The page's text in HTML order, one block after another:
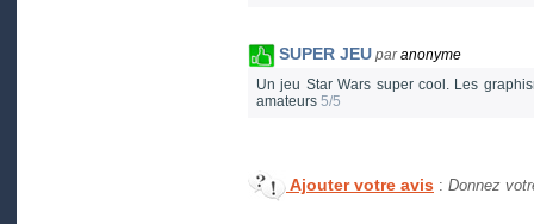
SUPER JEU paranonyme
Un jeu Star Wars super cool. Les
amateurs 5/5
Ajouter votre avis : Donnez